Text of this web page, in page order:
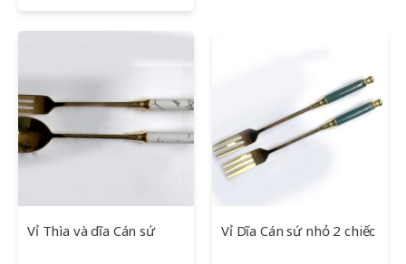
Vỉ Thìa và dĩa Cán sứ Vỉ Dĩa Cán sứ nhỏ 2 chiếc